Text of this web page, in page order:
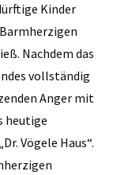
Kinder
Nachdem das
vollständig
Anger mit
heutige
Vögele Haus“.